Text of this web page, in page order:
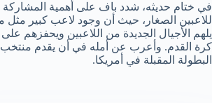
في ختام حديثه، شدد باف على أهمية
للاعبين الصغار، حيث أن وجود لاعب كبير
يلهم الأجيال الجديدة من اللاعبين ويحفزهم
كرة القدم. وأعرب عن أمله في أن يقدم
البطولة المقبلة في أمريكا.